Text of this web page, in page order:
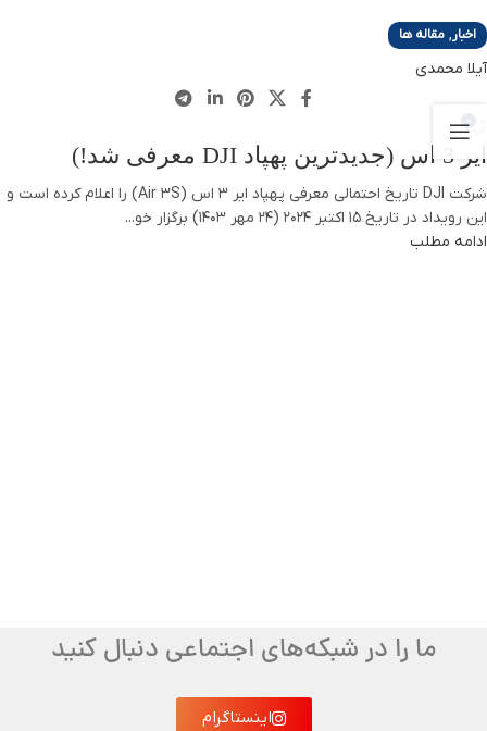
اخبار, مقاله ها
آیلا محمدی
ایر 3 اس (جدیدترین پهپاد DJI معرفی شد!)
شرکت DJI تاریخ احتمالی معرفی پهپاد ایر 3 اس (Air 3S) را اعلام کرده است و
این رویداد در تاریخ ۱۵ اکتبر ۲۰۲۴ (24 مهر 1403) برگزار خو...
ادامه مطلب
ما را در شبکه‌های اجتماعی دنبال کنید
اینستاگرام